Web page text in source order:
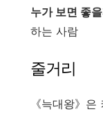
누가 보면 좋
하는 사람
줄거리
《늑대왕》